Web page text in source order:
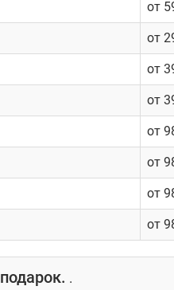
от
от
от
от
от
от
от
от
.